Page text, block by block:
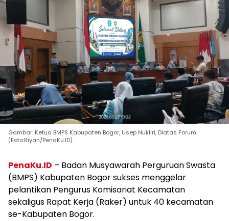
Gambar: Ketua BMPS Kabupaten Bogor, Usep Nukliri, Diatas Forum.
(Foto:Riyan/PenaKu.ID).
PenaKu.ID – Badan Musyawarah Perguruan Swasta
(BMPS) Kabupaten Bogor sukses menggelar
pelantikan Pengurus Komisariat Kecamatan
sekaligus Rapat Kerja (Raker) untuk 40 kecamatan
se-Kabupaten Bogor.